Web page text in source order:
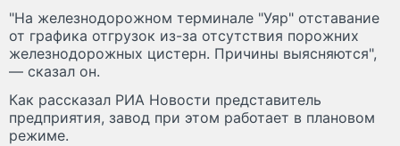
"На железнодорожном терминале "Уяр" отставание
от графика отгрузок из-за отсутствия порожних
железнодорожных цистерн. Причины выясняются",
— сказал он.
Как рассказал РИА Новости представитель
предприятия, завод при этом работает в плановом
режиме.